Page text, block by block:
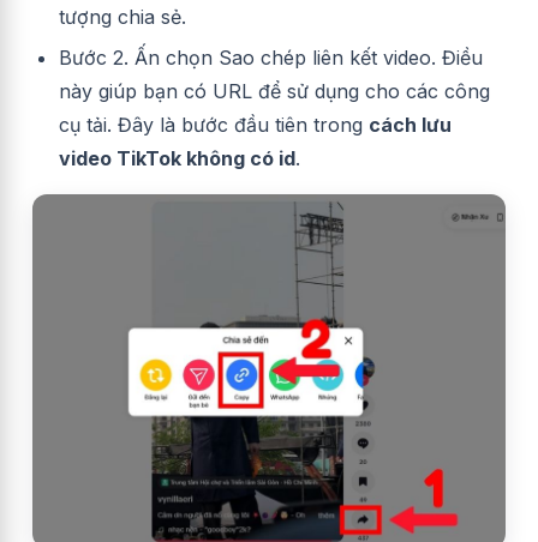
tượng chia sẻ.
Bước 2. Ấn chọn Sao chép liên kết video. Điều
này giúp bạn có URL để sử dụng cho các công
cụ tải. Đây là bước đầu tiên trong cách lưu
video TikTok không có id.